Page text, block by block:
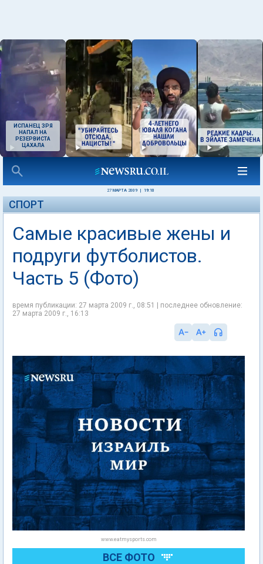
ИСПАНЕЦ ЗРЯ
НАПАЛ НА
РЕЗЕРВИСТА
ЦАХАЛА
27 МАРТА 2009 19:10
СПОРТ
Самые красивые жены и
подруги футболистов.
Часть 5 (Фото)
время публикации: 27 марта 2009 г., 08:51 | последнее обновление:
27 марта 2009 г., 16:13
www.eatmysports.com
ВСЕ ФОТО